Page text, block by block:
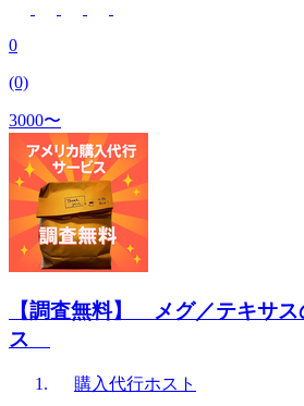
0
(0)
3000〜
【調査無料】 メグ／テキサ
ス
購入代行ホスト